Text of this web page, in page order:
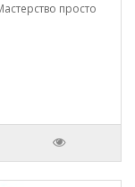
просто